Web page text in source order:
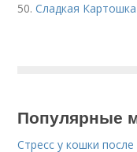
50.Сладкая
Популярные
Стресс у кошки